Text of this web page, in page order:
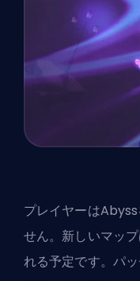
プレイヤーは
せん。新しいマッ
れる予定です。パッ